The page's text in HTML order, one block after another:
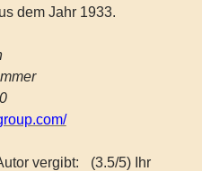
dem Jahr 1933.
vergibt:
(3.5/5) Ihr